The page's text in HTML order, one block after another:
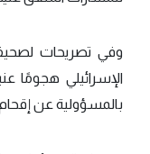
وفي تصريحات
الإسرائيلي هجومًا
بالمسؤولية عن